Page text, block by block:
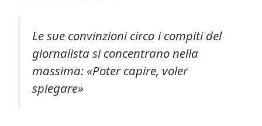
Le sue convinzioni circa i compiti del
giornalista si concentrano nella
massima: «Poter capire, voler
spiegare»